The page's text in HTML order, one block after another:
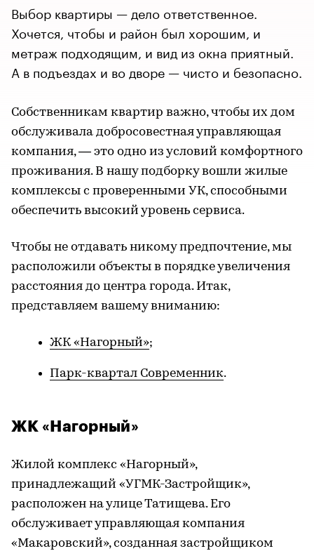
Выбор квартиры — дело ответственное.
Хочется, чтобы и район был хорошим, и
метраж подходящим, и вид из окна приятный.
А в подъездах и во дворе — чисто и безопасно.
Собственникам квартир важно, чтобы их дом
обслуживала добросовестная управляющая
компания, — это одно из условий комфортного
проживания. В нашу подборку вошли жилые
комплексы с проверенными УК, способными
обеспечить высокий уровень сервиса.
Чтобы не отдавать никому предпочтение, мы
расположили объекты в порядке увеличения
расстояния до центра города. Итак,
представляем вашему вниманию:
ЖК «Нагорный»;
Парк-квартал Современник.
ЖК «Нагорный»
Жилой комплекс «Нагорный»,
принадлежащий «УГМК-Застройщик»,
расположен на улице Татищева. Его
обслуживает управляющая компания
«Макаровский», созданная застройщиком